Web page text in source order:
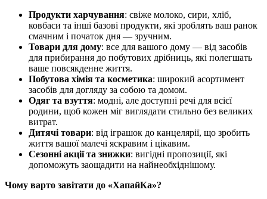
Продукти харчування: свіже молоко, сири, хліб,
ковбаси та інші базові продукти, які зроблять ваш ранок
смачним і початок дня — зручним.
Товари для дому: все для вашого дому — від засобів
для прибирання до побутових дрібниць, які полегшать
ваше повсякденне життя.
Побутова хімія та косметика: широкий асортимент
засобів для догляду за собою та домом.
Одяг та взуття: модні, але доступні речі для всієї
родини, щоб кожен міг виглядати стильно без великих
витрат.
Дитячі товари: від іграшок до канцелярії, що зробить
життя вашої малечі яскравим і цікавим.
Сезонні акції та знижки: вигідні пропозиції, які
допоможуть заощадити на найнеобхіднішому.
Чому варто завітати до «ХапайКа»?